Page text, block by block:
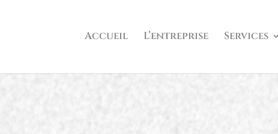
Accueil L’entreprise Services